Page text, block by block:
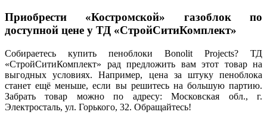
Приобрести «Костромской» газоблок по
доступной цене у ТД «СтройСитиКомплект»
Собираетесь купить пеноблоки Bonolit Projects? ТД
«СтройСитиКомплект» рад предложить вам этот товар на
выгодных условиях. Например, цена за штуку пеноблока
станет ещё меньше, если вы решитесь на большую партию.
Забрать товар можно по адресу: Московская обл., г.
Электросталь, ул. Горького, 32. Обращайтесь!